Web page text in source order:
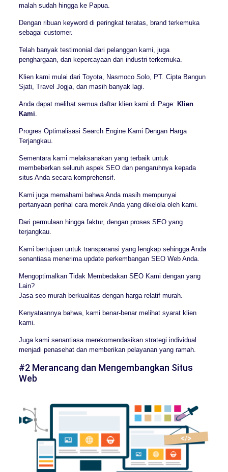
malah sudah hingga ke Papua.
Dengan ribuan keyword di peringkat teratas, brand terkemuka
sebagai customer.
Telah banyak testimonial dari pelanggan kami, juga
penghargaan, dan kepercayaan dari industri terkemuka.
Klien kami mulai dari Toyota, Nasmoco Solo, PT. Cipta Bangun
Sjati, Travel Jogja, dan masih banyak lagi.
Anda dapat melihat semua daftar klien kami di Page: Klien
Kami
Progres Optimalisasi Search Engine Kami Dengan Harga
Terjangkau.
Sementara kami melaksanakan yang terbaik untuk
membeberkan seluruh aspek SEO dan pengaruhnya kepada
situs Anda secara komprehensif.
Kami juga memahami bahwa Anda masih mempunyai
pertanyaan perihal cara merek Anda yang dikelola oleh kami.
Dari permulaan hingga faktur, dengan proses SEO yang
terjangkau.
Kami bertujuan untuk transparansi yang lengkap sehingga Anda
senantiasa menerima update perkembangan SEO Web Anda.
Mengoptimalkan Tidak Membedakan SEO Kami dengan yang
Lain?
Jasa seo murah berkualitas dengan harga relatif murah.
Kenyataannya bahwa, kami benar-benar melihat syarat klien
kami.
Juga kami senantiasa merekomendasikan strategi individual
menjadi penasehat dan memberikan pelayanan yang ramah.
#2 Merancang dan Mengembangkan Situs
Web